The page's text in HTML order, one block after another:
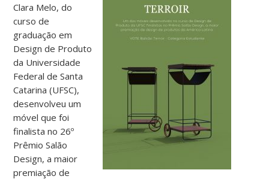
Clara Melo, do
curso de
graduação em
Design de Produto
da Universidade
Federal de Santa
Catarina (UFSC),
desenvolveu um
móvel que foi
finalista no 26º
Prêmio Salão
Design, a maior
premiação de